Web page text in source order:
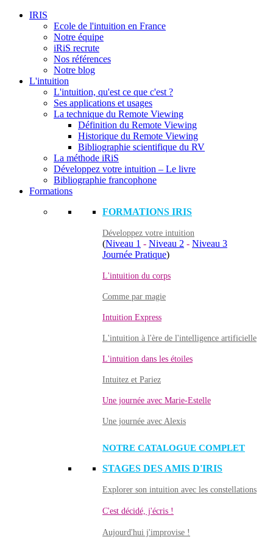
IRIS
Ecole de l'intuition en France
Notre équipe
iRiS recrute
Nos références
Notre blog
L'intuition
L'intuition, qu'est ce que c'est ?
Ses applications et usages
La technique du Remote Viewing
Définition du Remote Viewing
Historique du Remote Viewing
Bibliographie scientifique du RV
La méthode iRiS
Développez votre intuition – Le livre
Bibliographie francophone
Formations
FORMATIONS IRIS
Développez votre intuition
(Niveau 1 - Niveau 2 - Niveau 3
Journée Pratique)
L'intuition du corps
Comme par magie
Intuition Express
L'intuition à l'ère de l'intelligence artificielle
L'intuition dans les étoiles
Intuitez et Pariez
Une journée avec Marie-Estelle
Une journée avec Alexis
NOTRE CATALOGUE COMPLET
STAGES DES AMIS D'IRIS
Explorer son intuition avec les constellations
C'est décidé, j'écris !
Aujourd'hui j'improvise !